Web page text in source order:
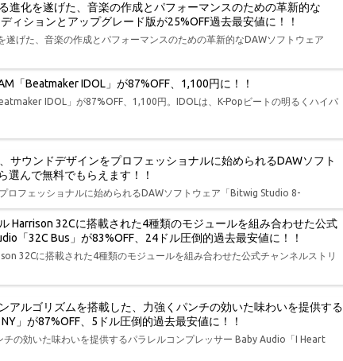
進化を遂げた、音楽の作成とパフォーマンスのための革新的な
ィションとアップグレード版が25%OFF過去最安値に！！
げた、音楽の作成とパフォーマンスのための革新的なDAWソフトウェア
「Beatmaker IDOL」が87%OFF、1,100円に！！
IDOL」が87%OFF、1,100円。IDOLは、K-Popビートの明るくハイパ
サウンドデザインをプロフェッショナルに始められるDAWソフト
選んで無料でもらえます！！
フェッショナルに始められるDAWソフトウェア「Bitwig Studio 8-
Harrison 32Cに搭載された4種類のモジュールを組み合わせた公式
「32C Bus」が83%OFF、24ドル圧倒的過去最安値に！！
32Cに搭載された4種類のモジュールを組み合わせた公式チャンネルストリ
アルゴリズムを搭載した、力強くパンチの効いた味わいを提供する
」が87%OFF、5ドル圧倒的過去最安値に！！
の効いた味わいを提供するパラレルコンプレッサー Baby Audio「I Heart